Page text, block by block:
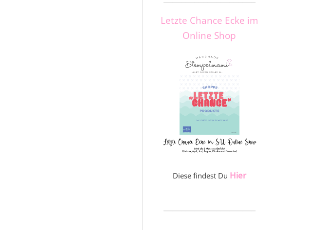
Letzte Chance Ecke im
Online Shop
Diese findest Du Hier